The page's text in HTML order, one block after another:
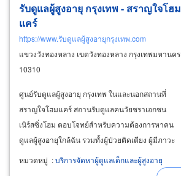
รับดูแลผู้สูงอายุ กรุงเทพ - สราญใจโฮม
แคร์
https://www.รับดูแลผู้สูงอายุกรุงเทพ.com
แขวงวังทองหลาง เขตวังทองหลาง กรุงเทพมหานคร
10310
ศูนย์รับดูแลผู้สูงอายุ กรุงเทพ ในและนอกสถานที่
สราญใจโฮมแคร์ สถานรับดูแลคนวัยชราเอกชน
เนิร์สซิ่งโฮม ตอบโจทย์สำหรับความต้องการหาคน
ดูแลผู้สูงอายุใกล้ฉัน รวมทั้งผู้ป่วยติดเตียง ผู้มีภาวะ
พึงพิง ผู้ป่วยระยะพักฟื้นเพิ่งออกจากโรงพยาบาล
สะดวกสำหรับผู้ที่อยู่ใกล้พื้นที่ลาดพร้าว รามคำแหง
หมวดหมู่ :บริการจัดหาผู้ดูแลเด็กและผู้สูงอายุ